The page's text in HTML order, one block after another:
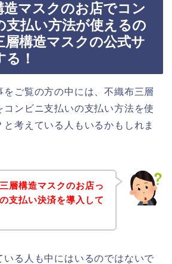
造マスクのお店でコン
支払い方法が使えるの
層構造マスクの公式サ
！
をご覧の方の中には、不織布三層
コンビニ支払いの支払い方法を使
と考えている人もいるかもしれま
層構造マスクのお店っ
支払い決済を導入して
いる人も中にはいるのではないで